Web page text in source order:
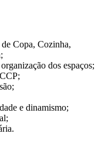
Copa, Cozinha,
dos espaços;
e dinamismo;